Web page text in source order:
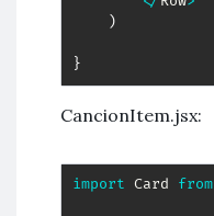
)
}
CancionItem.jsx:
import Card from